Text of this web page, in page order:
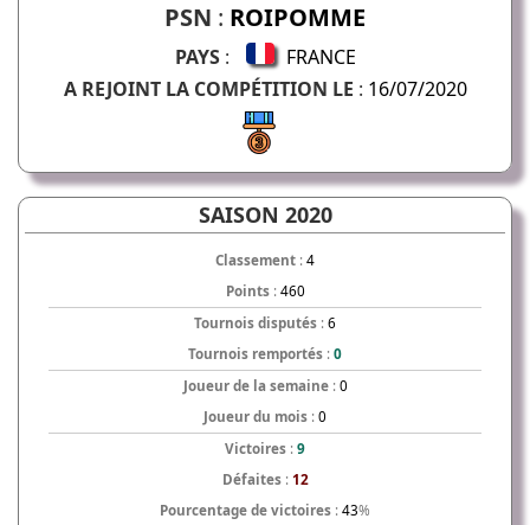
PSN : ROIPOMME
PAYS:
FRANCE
A REJOINT LA COMPÉTITION LE : 16/07/2020
SAISON 2020
Classement : 4
Points: 460
Tournois disputés : 6
Tournois remportés : 0
Joueur de la semaine: 0
Joueur du mois : 0
Victoires : 9
Défaites: 12
Pourcentage de victoires : 43%